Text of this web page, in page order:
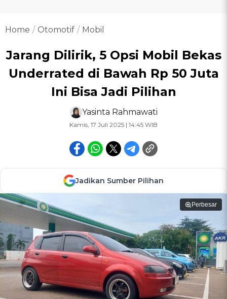
Home Otomotif Mobil
Jarang Dilirik, 5 Opsi Mobil Bekas
Underrated di Bawah Rp 50 Juta
Ini Bisa Jadi Pilihan
Yasinta Rahmawati
Kamis, 17 Juli 2025 | 14:45 WIB
Jadikan Sumber Pilihan
Perbesar